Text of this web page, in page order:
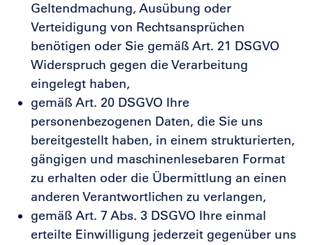
Geltendmachung, Ausübung oder
Verteidigung von Rechtsansprüchen
benötigen oder Sie gemäß Art. 21 DSGVO
Widerspruch gegen die Verarbeitung
eingelegt haben,
gemäß Art. 20 DSGVO Ihre
personenbezogenen Daten, die Sie uns
bereitgestellt haben, in einem strukturierten,
gängigen und maschinenlesebaren Format
zu erhalten oder die Übermittlung an einen
anderen Verantwortlichen zu verlangen,
gemäß Art. 7 Abs. 3 DSGVO Ihre einmal
erteilte Einwilligung jederzeit gegenüber uns